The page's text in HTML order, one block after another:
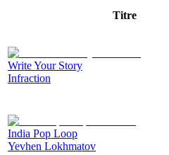
Titre
Write Your Story
Infraction
India Pop Loop
Yevhen Lokhmatov